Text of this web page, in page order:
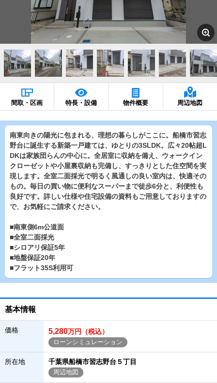
間取・区画 特長・設備 物件概要 周辺地図
南東向きの陽光に包まれる、理想の暮らしがここに。船橋市習志
野台に誕生する新築一戸建ては、ゆとりの3SLDK。広々20帖超L
DKは家族団らんの中心に。全居室に収納を備え、ウォークイン
クローゼットや小屋裏収納も完備し、すっきりとした住空間を実
現します。全室二面採光で明るく風通しの良い室内は、快適その
もの。毎日の買い物に便利なスーパーまで徒歩6分と、利便性も
良好です。詳しい仕様や住宅設備の資料もご用意しておりますの
で、お気軽にご請求ください。
■南東側6m公道面
■全室二面採光
■シロアリ保証5年
■地盤保証20年
■フラット35S利用可
基本情報
価格 5,280万円（税込）
ローンシミュレーション
所在地 千葉県船橋市習志野台５丁目
周辺地図